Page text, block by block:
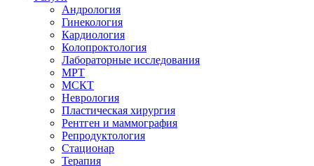
Андрология
Гинекология
Кардиология
Колопроктология
Лабораторные исследования
МРТ
МСКТ
Неврология
Пластическая хирургия
Рентген и маммография
Репродуктология
Стационар
Терапия